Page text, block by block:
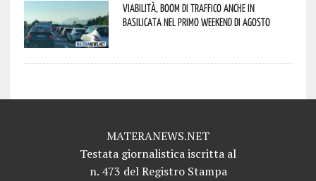
Viabilità, boom di traffico anche in
Basilicata nel primo weekend di agosto
MATERANEWS.NET
Testata giornalistica iscritta al
n. 473 del Registro Stampa